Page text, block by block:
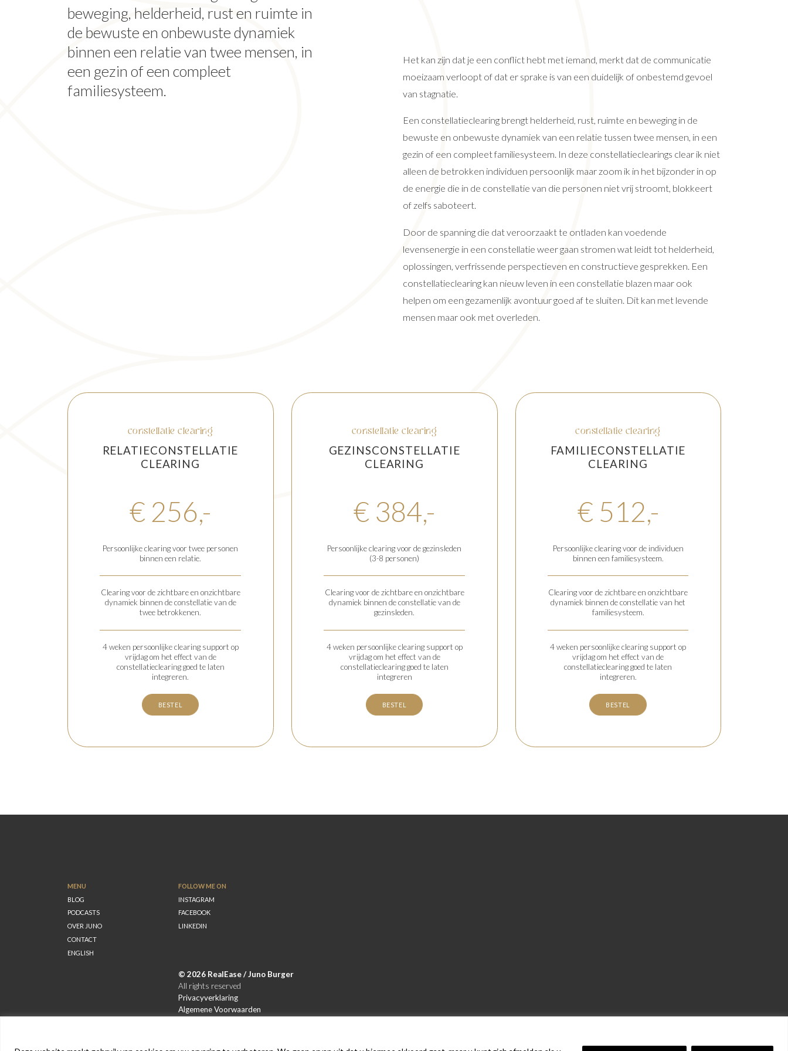
beweging, helderheid, rust en ruimte in
de bewuste en onbewuste dynamiek
binnen een relatie van twee mensen, in
een gezin of een compleet
familiesysteem.
Het kan zijn dat je een conflict hebt met iemand, merkt dat de communicatie
moeizaam verloopt of dat er sprake is van een duidelijk of onbestemd gevoel
van stagnatie.
Een constellatieclearing brengt helderheid, rust, ruimte en beweging in de
bewuste en onbewuste dynamiek van een relatie tussen twee mensen, in een
gezin of een compleet familiesysteem. In deze constellatieclearings clear ik niet
alleen de betrokken individuen persoonlijk maar zoom ik in het bijzonder in op
de energie die in de constellatie van die personen niet vrij stroomt, blokkeert
of zelfs saboteert.
Door de spanning die dat veroorzaakt te ontladen kan voedende
levensenergie in een constellatie weer gaan stromen wat leidt tot helderheid,
oplossingen, verfrissende perspectieven en constructieve gesprekken. Een
constellatieclearing kan nieuw leven in een constellatie blazen maar ook
helpen om een gezamenlijk avontuur goed af te sluiten. Dit kan met levende
mensen maar ook met overleden.
constellatie clearing
RELATIECONSTELLATIE
CLEARING
€ 256,-
Persoonlijke clearing voor twee personen
binnen een relatie.
Clearing voor de zichtbare en onzichtbare
dynamiek binnen de constellatie van de
twee betrokkenen.
4 weken persoonlijke clearing support op
vrijdag om het effect van de
constellatieclearing goed te laten
integreren.
BESTEL
constellatie clearing
GEZINSCONSTELLATIE
CLEARING
€ 384,-
Persoonlijke clearing voor de gezinsleden
(3-8 personen)
Clearing voor de zichtbare en onzichtbare
dynamiek binnen de constellatie van de
gezinsleden.
4 weken persoonlijke clearing support op
vrijdag om het effect van de
constellatieclearing goed te laten
integreren
BESTEL
constellatie clearing
FAMILIECONSTELLATIE
CLEARING
€ 512,-
Persoonlijke clearing voor de individuen
binnen een familiesysteem.
Clearing voor de zichtbare en onzichtbare
dynamiek binnen de constellatie van het
familiesysteem.
4 weken persoonlijke clearing support op
vrijdag om het effect van de
constellatieclearing goed te laten
integreren.
BESTEL
MENU
BLOG
PODCASTS
OVER JUNO
CONTACT
ENGLISH
FOLLOW ME ON
INSTAGRAM
FACEBOOK
LINKEDIN
© 2026 RealEase / Juno Burger
All rights reserved
Privacyverklaring
Algemene Voorwaarden